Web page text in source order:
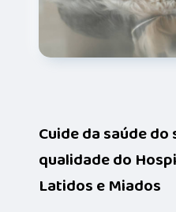
Cuide da saúde do
qualidade do
Latidos e Miados